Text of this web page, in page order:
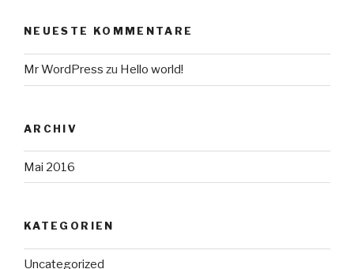
NEUESTE KOMMENTARE
Mr WordPress zu Hello world!
ARCHIV
Mai 2016
KATEGORIEN
Uncategorized